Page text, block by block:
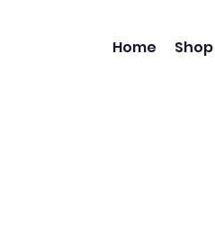
Home Shop